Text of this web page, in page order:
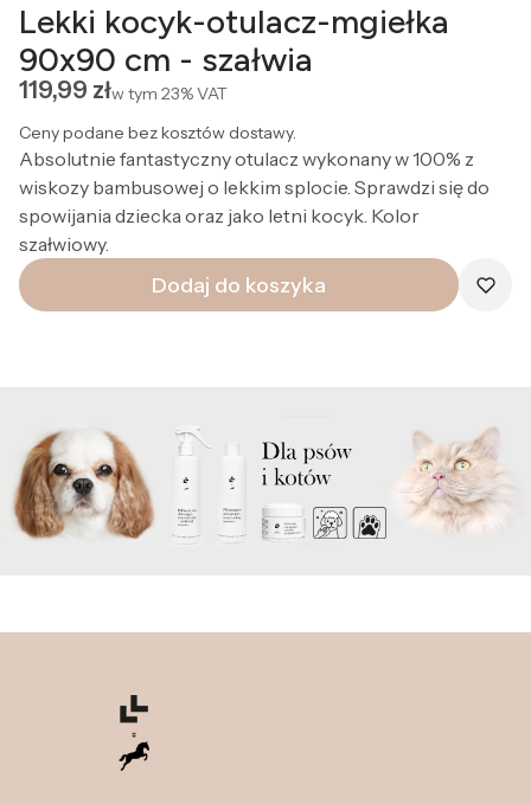
Lekki kocyk-otulacz-mgiełka
90x90 cm - szałwia
Cena
119,99 złw tym 23%VAT
Ceny podane bez kosztów dostawy.
Absolutnie fantastyczny otulacz wykonany w 100% z
wiskozy bambusowej o lekkim splocie. Sprawdzi się do
spowijania dziecka oraz jako letni kocyk. Kolor
szałwiowy.
Dodaj do koszyka